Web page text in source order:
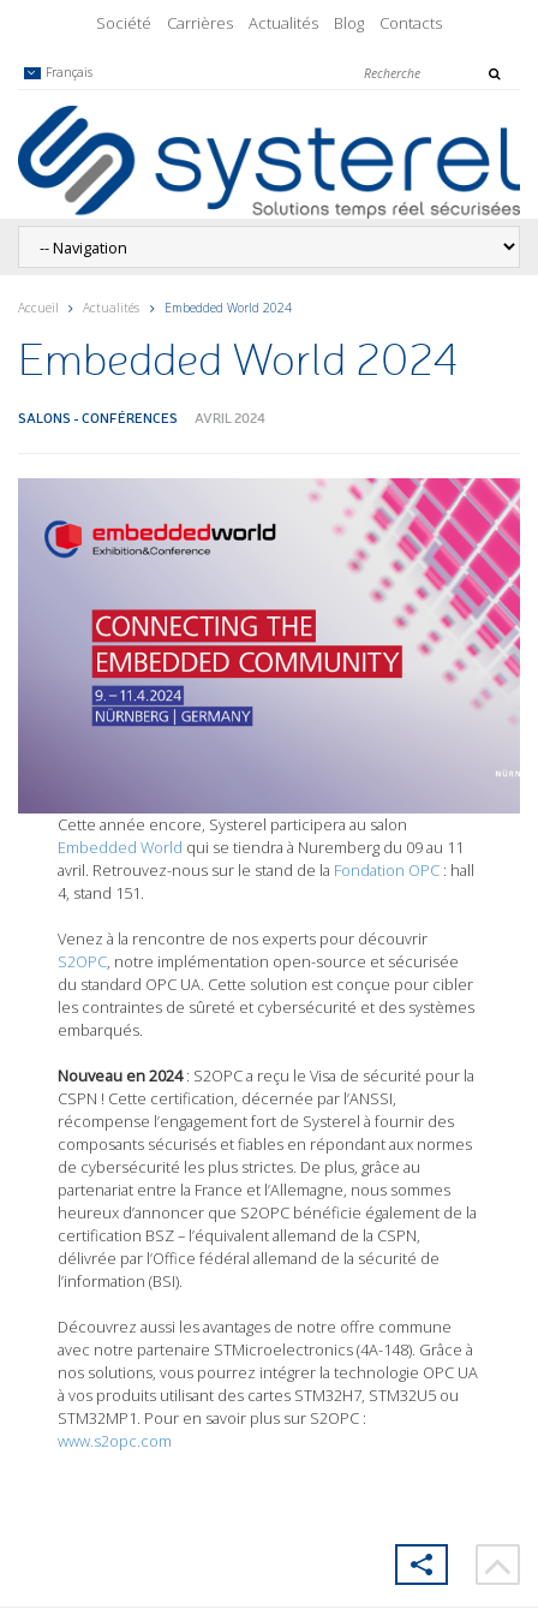
Société Carrières Actualités Blog Contacts
Français
Accueil Actualités Embedded World 2024
Embedded World 2024
SALONS - CONFÉRENCES AVRIL 2024
Cette année encore, Systerel participera au salon
Embedded World qui se tiendra à Nuremberg du 09 au 11
avril. Retrouvez-nous sur le stand de la Fondation OPC : hall
4, stand 151.
Venez à la rencontre de nos experts pour découvrir
S2OPC, notre implémentation open-source et sécurisée
du standard OPC UA. Cette solution est conçue pour cibler
les contraintes de sûreté et cybersécurité et des systèmes
embarqués.
Nouveau en 2024: S2OPC a reçu le Visa de sécurité pour la
CSPN ! Cette certification, décernée par l’ANSSI,
récompense l’engagement fort de Systerel à fournir des
composants sécurisés et fiables en répondant aux normes
de cybersécurité les plus strictes. De plus, grâce au
partenariat entre la France et l’Allemagne, nous sommes
heureux d’annoncer que S2OPC bénéficie également de la
certification BSZ – l’équivalent allemand de la CSPN,
délivrée par l’Office fédéral allemand de la sécurité de
l’information (BSI).
Découvrez aussi les avantages de notre offre commune
avec notre partenaire STMicroelectronics (4A-148). Grâce à
nos solutions, vous pourrez intégrer la technologie OPC UA
à vos produits utilisant des cartes STM32H7, STM32U5 ou
STM32MP1. Pour en savoir plus sur S2OPC :
www.s2opc.com